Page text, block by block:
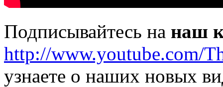
Подписывайтесь на наш
http://www.youtube.com/
узнаете о наших новых